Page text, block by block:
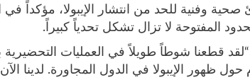
صحية وفنية للحد من انتشار الإيبولا، مؤكداً
المفتوحة لا تزال تشكل تحدياً كبيراً.
“لقد قطعنا شوطاً طويلاً في العمليات
حول ظهور الإيبولا في الدول المجاورة.